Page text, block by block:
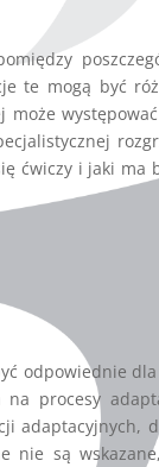
te mogą być
ćwiczy i jaki ma
odpowiednie
procesy
adaptacyjnych,
nie są